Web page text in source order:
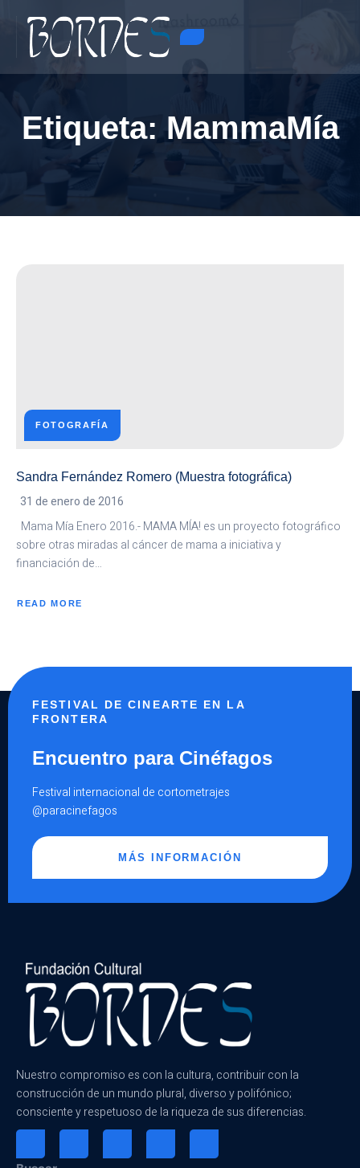
Etiqueta: MammaMía
FOTOGRAFÍA
Sandra Fernández Romero (Muestra fotográfica)
31 de enero de 2016
Mama Mía Enero 2016.- MAMA MÍA! es un proyecto fotográfico
sobre otras miradas al cáncer de mama a iniciativa y
financiación de…
READ MORE
ABOUT
FESTIVAL DE CINEARTE EN LA
FRONTERA
Encuentro para Cinéfagos
Festival internacional de cortometrajes
@paracinefagos
MÁS INFORMACIÓN
Nuestro compromiso es con la cultura, contribuir con la
construcción de un mundo plural, diverso y polifónico;
consciente y respetuoso de la riqueza de sus diferencias.